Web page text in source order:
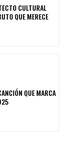
CULTURAL
QUE MERECE
QUE MARCA